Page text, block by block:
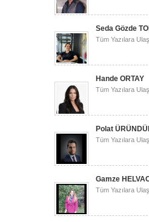
Seda Gözde
Tüm Yazılara
Hande ORTAY
Tüm Yazılara
Polat
Tüm Yazılara
Gamze
Tüm Yazılara